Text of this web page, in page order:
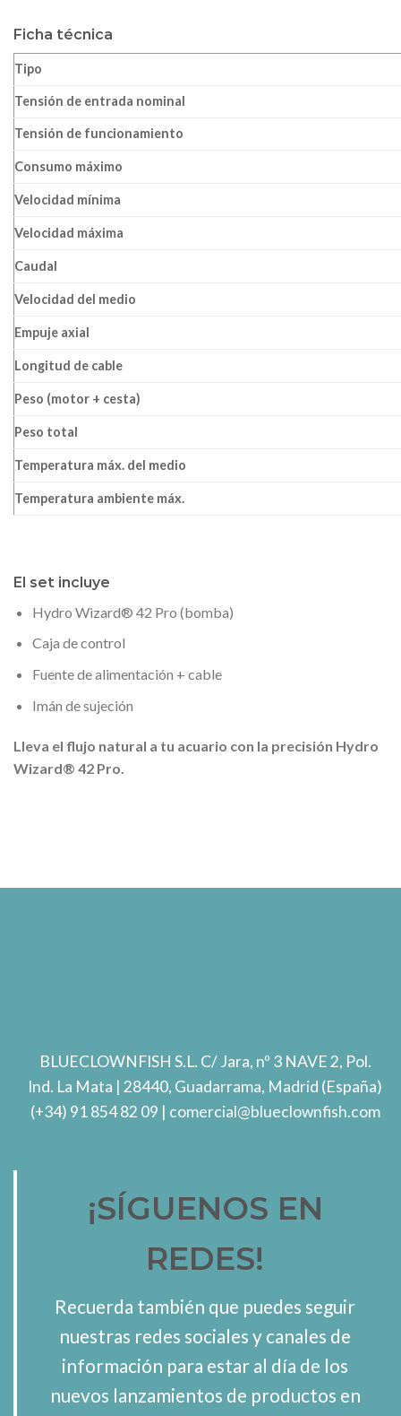
Ficha técnica
Tipo
Tensión de entrada nominal
Tensión de funcionamiento
Consumo máximo
Velocidad mínima
Velocidad máxima
Caudal
Velocidad del medio
Empuje axial
Longitud de cable
Peso (motor + cesta)
Peso total
Temperatura máx. del medio
Temperatura ambiente máx.
El set incluye
Hydro Wizard® 42 Pro (bomba)
Caja de control
Fuente de alimentación + cable
Imán de sujeción
Lleva el flujo natural a tu acuario con la precisión Hydro
Wizard® 42 Pro.
BLUECLOWNFISH S.L. C/ Jara, nº 3 NAVE 2, Pol.
Ind. La Mata | 28440, Guadarrama, Madrid (España)
(+34) 91 854 82 09 | comercial@blueclownfish.com
¡SÍGUENOS EN
REDES!
Recuerda también que puedes seguir
nuestras redes sociales y canales de
información para estar al día de los
nuevos lanzamientos de productos en